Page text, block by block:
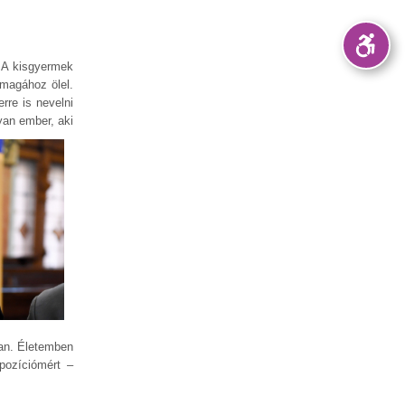
kisgyermek
ölel.
is nevelni
ember, aki
Életemben
–